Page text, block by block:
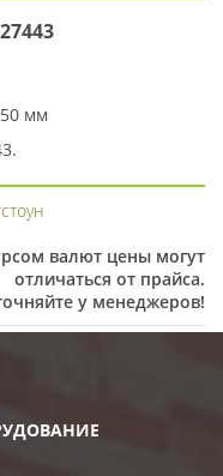
мм
валют цены могут
отличаться от прайса.
у менеджеров!